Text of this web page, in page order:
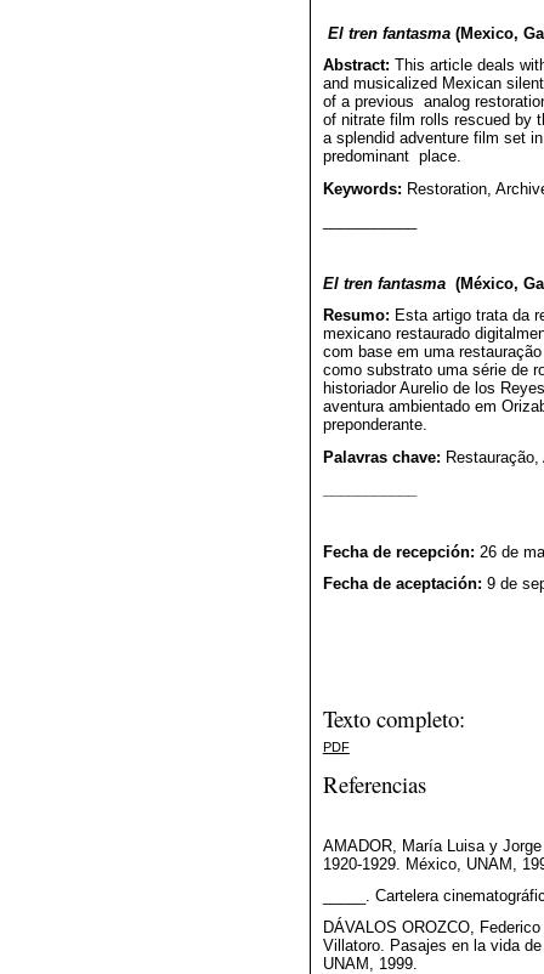
El tren fantasma (Mexico,
Abstract: This article deals
and musicalized Mexican
of a previous analog
of nitrate film rolls rescued by
a splendid adventure film set
predominant place.
Keywords: Restoration,
El tren fantasma (México,
Resumo: Esta artigo trata da
mexicano restaurado
com base em uma
como substrato uma série de
historiador Aurelio de los
aventura ambientado em
preponderante.
Palavras chave:
Fecha de recepción: 26 de
Fecha de aceptación: 9 de
Texto completo:
PDF
Referencias
AMADOR, María Luisa y
1920-1929. México, UNAM,
_____. Cartelera
DÁVALOS OROZCO,
Villatoro. Pasajes en la vida
UNAM, 1999.